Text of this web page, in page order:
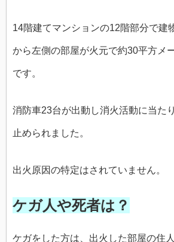
14階建てマンションの12階部分で建
から左側の部屋が火元で約30平方メ
です。
消防車23台が出動し消火活動に当た
止められました。
出火原因の特定はされていません。
ケガ人や死者は？
ケガをした方は、出火した部屋の住